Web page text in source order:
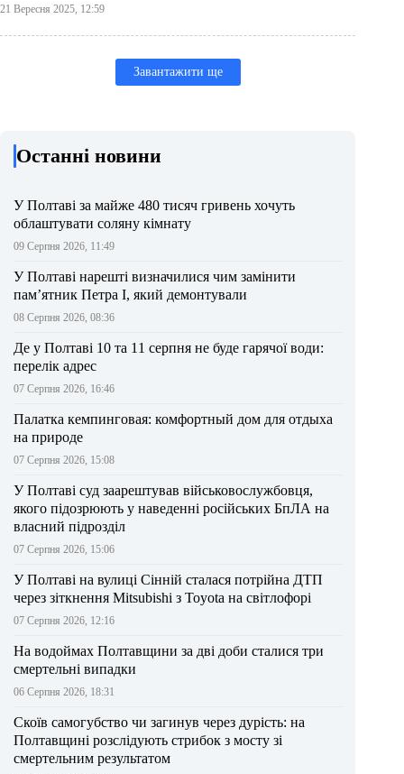
21 Вересня 2025, 12:59
Завантажити ще
Останні новини
У Полтаві за майже 480 тисяч гривень хочуть
облаштувати соляну кімнату
09 Серпня 2026, 11:49
У Полтаві нарешті визначилися чим замінити
пам’ятник Петра І, який демонтували
08 Серпня 2026, 08:36
Де у Полтаві 10 та 11 серпня не буде гарячої води:
перелік адрес
07 Серпня 2026, 16:46
Палатка кемпинговая: комфортный дом для отдыха
на природе
07 Серпня 2026, 15:08
У Полтаві суд заарештував військовослужбовця,
якого підозрюють у наведенні російських БпЛА на
власний підрозділ
07 Серпня 2026, 15:06
У Полтаві на вулиці Сінній сталася потрійна ДТП
через зіткнення Mitsubishi з Toyota на світлофорі
07 Серпня 2026, 12:16
На водоймах Полтавщини за дві доби сталися три
смертельні випадки
06 Серпня 2026, 18:31
Скоїв самогубство чи загинув через дурість: на
Полтавщині розслідують стрибок з мосту зі
смертельним результатом